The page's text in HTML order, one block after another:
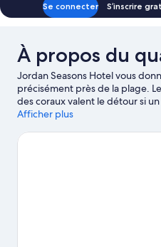
Deluxe,
Se connecter S’inscrire
À propos du
Jordan Seasons Hotel vous
précisément près de la plage.
des coraux valent le détour si
du jour. L'aventure, très peu
découverte des non moins
Afficher plus